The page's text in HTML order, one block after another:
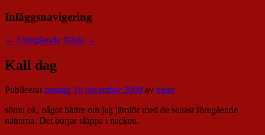
Inläggsnavigering
← Föregående Nästa →
Kall dag
Publiceratonsdag 16 december 2009 av nisse
sömn ok, något bättre om jag jämför med de senast föregående
nätterna. Det börjar släppa i nacken.